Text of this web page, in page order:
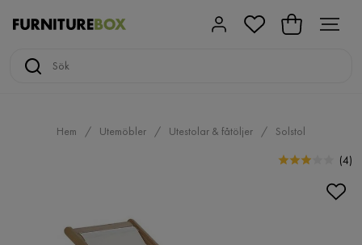
Hem Utemöbler Utestolar & fåtöljer
Solstol
(4)